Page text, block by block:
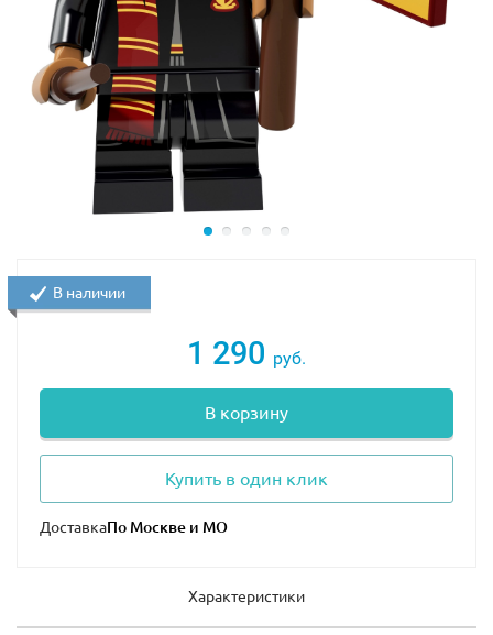
1 290 руб.
В корзину
Купить в один клик
Доставка
В наличии
Характеристики